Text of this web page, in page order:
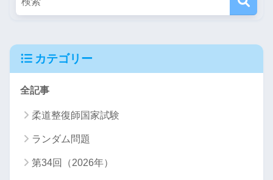
カテゴリー
全記事
柔道整復師国家試験
ランダム問題
第34回（2026年）